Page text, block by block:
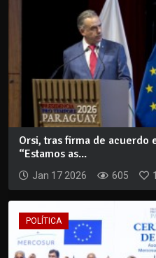
Orsi, tras firma de acuerdo
“Estamos as...
Jan 17 2026 605
POLÍTICA